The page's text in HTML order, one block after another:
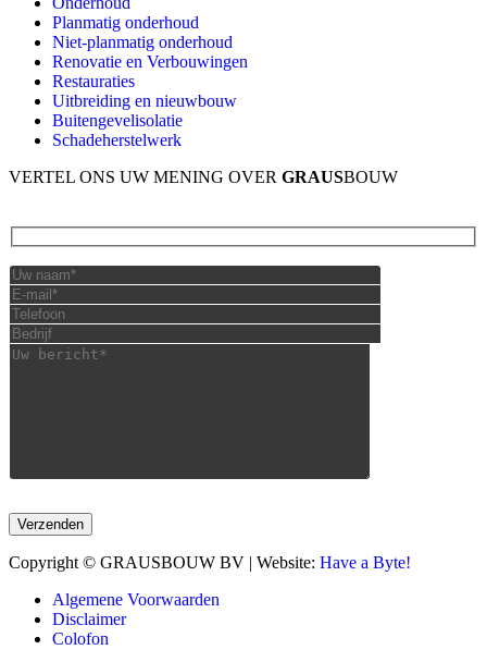
Planmatig onderhoud
Niet-planmatig onderhoud
Renovatie en Verbouwingen
Restauraties
Uitbreiding en nieuwbouw
Buitengevelisolatie
Schadeherstelwerk
VERTEL ONS UW MENING OVER GRAUSBOUW
Copyright © GRAUSBOUW BV | Website: Have a Byte!
Algemene Voorwaarden
Disclaimer
Colofon